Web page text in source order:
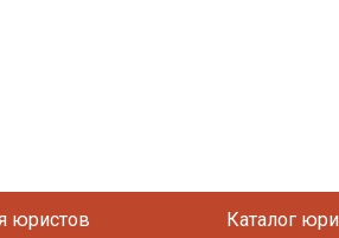
юристов Каталог